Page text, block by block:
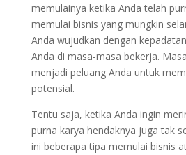
memulainya ketika Anda telah
memulai bisnis yang mungkin
Anda wujudkan dengan
Anda di masa-masa bekerja.
menjadi peluang Anda untuk
potensial.
Tentu saja, ketika Anda ingin
purna karya hendaknya juga tak
ini beberapa tipa memulai bisnis